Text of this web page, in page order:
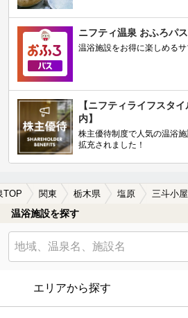
ニフティ温泉 おふろパス
温浴施設をお得に楽しめる
【ニフティライフスタ
内】
株主優待制度で人気の温浴
拡充されました！
TOP 関東 栃木県 塩原 三斗小
温浴施設を探す
エリアから探す